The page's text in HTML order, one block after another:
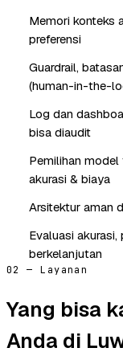
Memori konteks
preferensi
Guardrail,
(human-in-the-
Log dan
bisa diaudit
Pemilihan model
akurasi & biaya
Arsitektur aman
Evaluasi akurasi,
berkelanjutan
02 — Layanan
Yang bisa
Anda di